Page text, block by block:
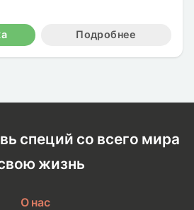
Подробнее
специй со всего мира
жизнь
О нас